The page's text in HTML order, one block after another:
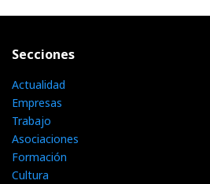
Secciones
Actualidad
Empresas
Trabajo
Asociaciones
Formación
Cultura